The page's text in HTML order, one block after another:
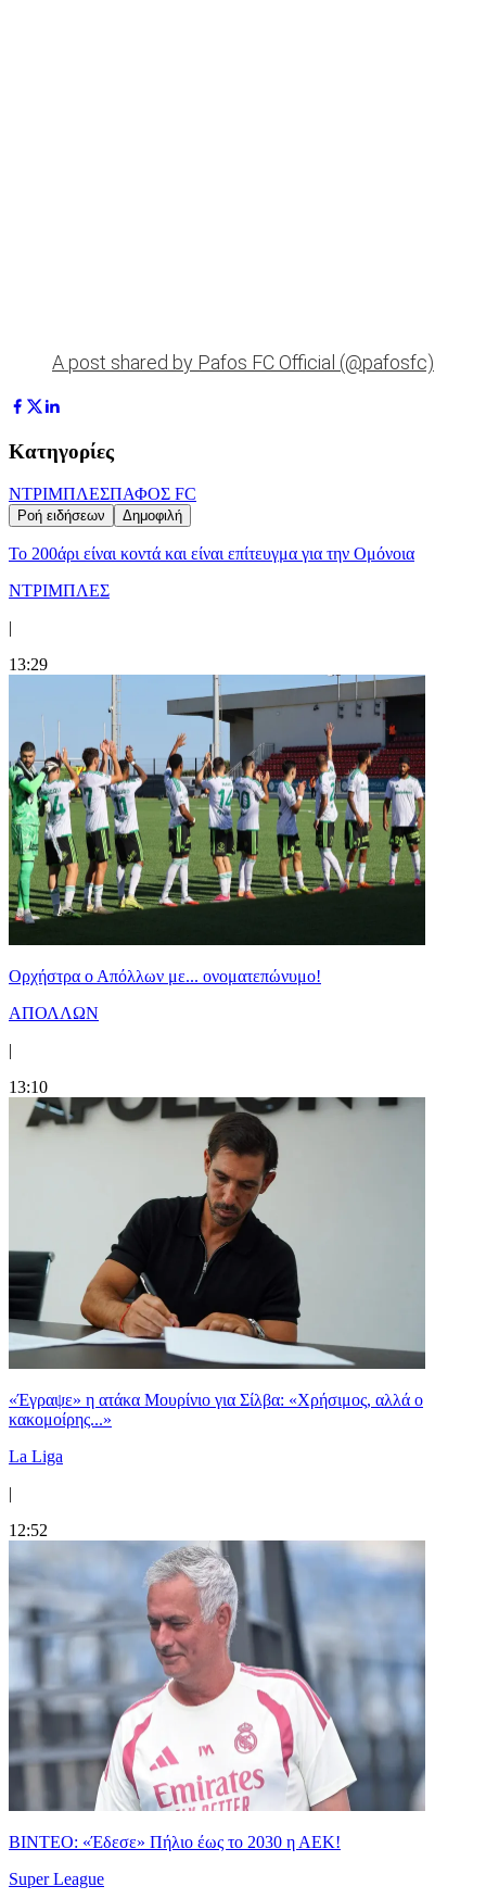
A post shared by Pafos FC Official (@pafosfc)
Κατηγορίες
ΝΤΡΙΜΠΛΕΣΠΑΦΟΣ FC
Ροή ειδήσεων Δημοφιλή
Το 200άρι είναι κοντά και είναι επίτευγμα για την Ομόνοια
ΝΤΡΙΜΠΛΕΣ
|
13:29
Ορχήστρα o Aπόλλων με... ονοματεπώνυμο!
ΑΠΟΛΛΩΝ
|
13:10
«Έγραψε» η ατάκα Μουρίνιο για Σίλβα: «Χρήσιμος, αλλά ο
κακομοίρης...»
La Liga
|
12:52
ΒΙΝΤΕΟ: «Έδεσε» Πήλιο έως το 2030 η ΑΕΚ!
Super League